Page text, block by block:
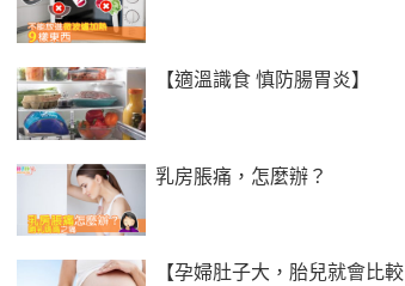
【適溫識食 慎防腸胃炎】
乳房脹痛，怎麼辦？
【孕婦肚子大，胎兒就會比較